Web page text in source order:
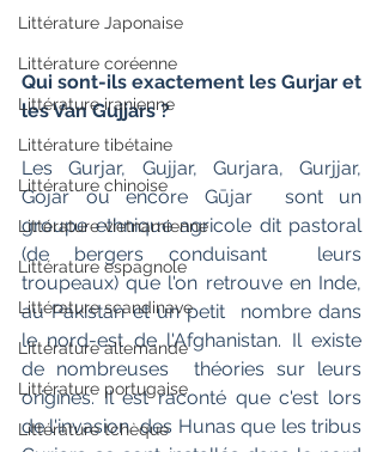
Littérature Japonaise
Littérature coréenne
Littérature iranienne
Littérature tibétaine
Littérature chinoise
Littérature vietnamienne
Littérature espagnole
Littérature scandinave
Littérature allemande
Littérature portugaise
Littérature tchèque
Qui sont-ils exactement les Gurjar et
les Van Gujjars ?
Les Gurjar, Gujjar, Gurjara, Gurjjar,
Gojar ou encore Gūjar  sont un
groupe ethnique agricole dit pastoral
(de bergers conduisant  leurs
troupeaux) que l'on retrouve en Inde,
au Pakistan et un petit  nombre dans
le nord-est de l'Afghanistan. Il existe
de nombreuses  théories sur leurs
origines. Il est raconté que c'est lors
de l'invasion  des Hunas que les tribus